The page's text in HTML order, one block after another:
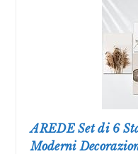
AREDE Set di 6
Moderni